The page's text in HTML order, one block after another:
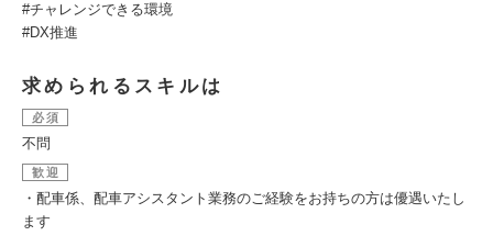
#チャレンジできる環境
#DX推進
求められるスキルは
必須
不問
歓迎
・配車係、配車アシスタント業務のご経験をお持ちの方は優遇いたし
ます